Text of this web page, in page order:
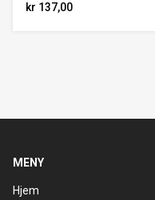
kr 137,00
MENY
Hjem